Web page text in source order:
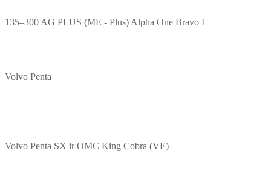
135–300 AG PLUS (ME - Plus) Alpha One Bravo I
Volvo Penta
Volvo Penta SX ir OMC King Cobra (VE)